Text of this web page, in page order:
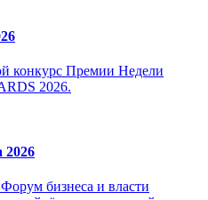
конкурс Премии Недели
2026.
2026
бизнеса и власти